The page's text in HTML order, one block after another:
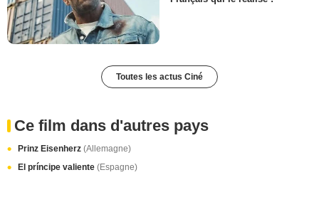
Toutes les actus Ciné
Ce film dans d'autres pays
Prinz Eisenherz (Allemagne)
El príncipe valiente (Espagne)